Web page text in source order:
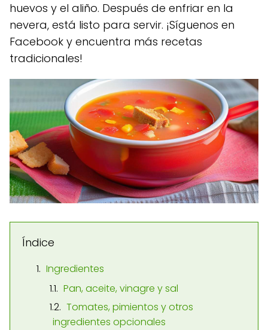
huevos y el aliño. Después de enfriar en la
nevera, está listo para servir. ¡Síguenos en
Facebook y encuentra más recetas
tradicionales!
Índice
Ingredientes
Pan, aceite, vinagre y sal
Tomates, pimientos y otros
ingredientes opcionales